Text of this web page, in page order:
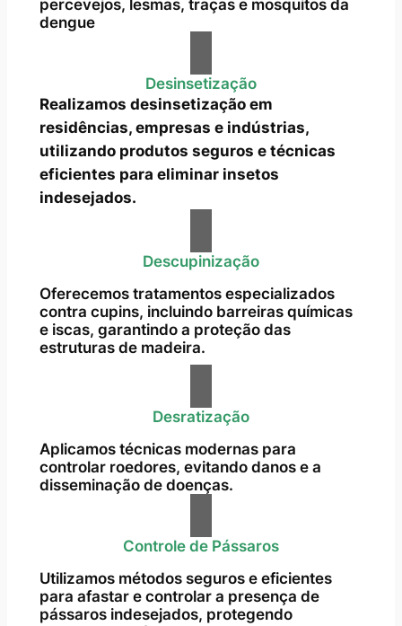
percevejos, lesmas, traças e mosquitos da
dengue
Desinsetização
Realizamos desinsetização em
residências, empresas e indústrias,
utilizando produtos seguros e técnicas
eficientes para eliminar insetos
indesejados.
Descupinização
Oferecemos tratamentos especializados
contra cupins, incluindo barreiras químicas
e iscas, garantindo a proteção das
estruturas de madeira.
Desratização
Aplicamos técnicas modernas para
controlar roedores, evitando danos e a
disseminação de doenças.
Controle de Pássaros
Utilizamos métodos seguros e eficientes
para afastar e controlar a presença de
pássaros indesejados, protegendo